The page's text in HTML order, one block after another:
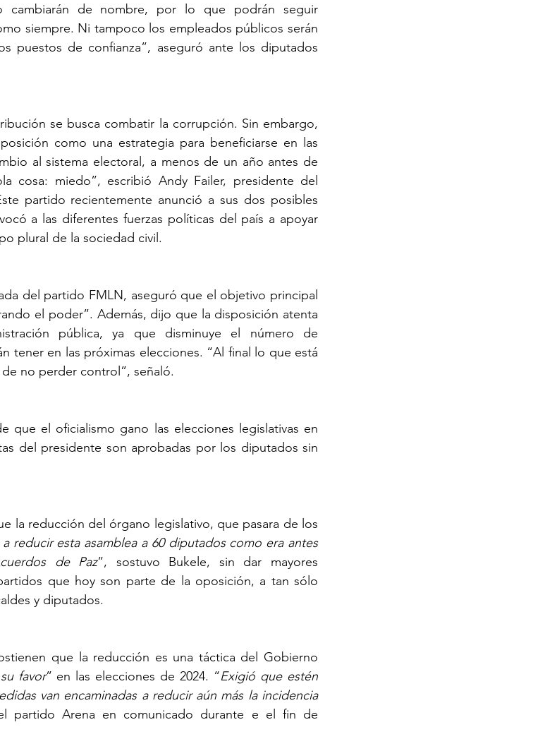
cambiarán de nombre, por lo que podrán seguir
siempre. Ni tampoco los empleados públicos serán
puestos de confianza”, aseguró ante los diputados
se busca combatir la corrupción. Sin embargo,
como una estrategia para beneficiarse en las
al sistema electoral, a menos de un año antes de
cosa: miedo”, escribió Andy Failer, presidente del
partido recientemente anunció a sus dos posibles
a las diferentes fuerzas políticas del país a apoyar
plural de la sociedad civil.
del partido FMLN, aseguró que el objetivo principal
el poder”. Además, dijo que la disposición atenta
pública, ya que disminuye el número de
tener en las próximas elecciones. “Al final lo que está
no perder control”, señaló.
que el oficialismo gano las elecciones legislativas en
del presidente son aprobadas por los diputados sin
la reducción del órgano legislativo, que pasara de los
a reducir esta asamblea a 60 diputados como era antes
de Paz”, sostuvo Bukele, sin dar mayores
que hoy son parte de la oposición, a tan sólo
y diputados.
que la reducción es una táctica del Gobierno
favor” en las elecciones de 2024. “Exigió que estén
van encaminadas a reducir aún más la incidencia
partido Arena en comunicado durante e el fin de